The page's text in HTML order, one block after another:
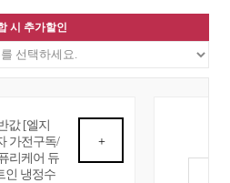
시 추가할인
값 [엘지
가전구독/
리케어 듀
인 냉정수
+